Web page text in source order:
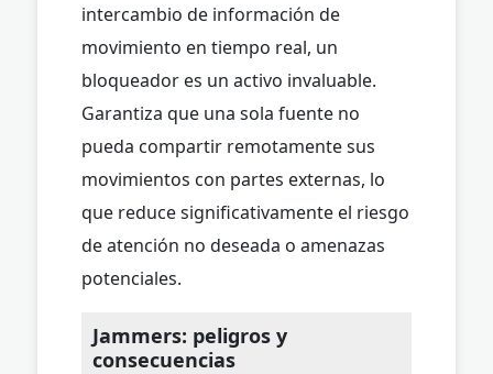
intercambio de información de
movimiento en tiempo real, un
bloqueador es un activo invaluable.
Garantiza que una sola fuente no
pueda compartir remotamente sus
movimientos con partes externas, lo
que reduce significativamente el riesgo
de atención no deseada o amenazas
potenciales.
Jammers: peligros y
consecuencias